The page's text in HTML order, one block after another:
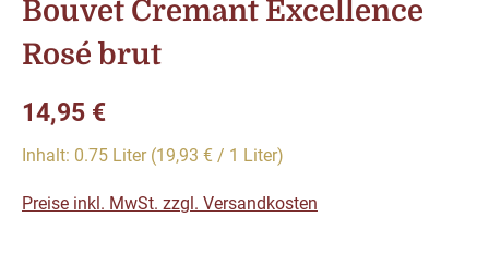
Bouvet Cremant Excellence
Rosé brut
Regulärer Preis:
14,95 €
Inhalt: 0.75 Liter (19,93 € / 1 Liter)
Preise inkl. MwSt. zzgl. Versandkosten